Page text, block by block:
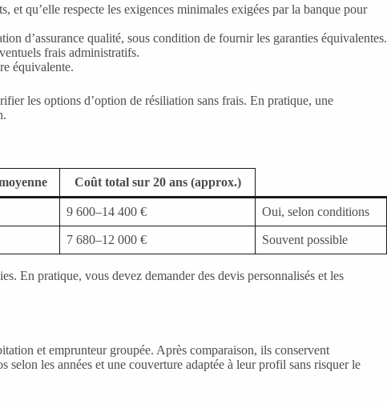
qu’elle respecte les exigences minimales exigées par la banque pour
d’assurance qualité, sous condition de fournir les garanties équivalentes.
frais administratifs.
équivalente.
les options d’option de résiliation sans frais. En pratique, une
Coût total sur 20 ans (approx.)
9 600–14 400 € Oui, selon conditions
7 680–12 000 €
Souvent possible
En pratique, vous devez demander des devis personnalisés et les
et emprunteur groupée. Après comparaison, ils conservent
les années et une couverture adaptée à leur profil sans risquer le